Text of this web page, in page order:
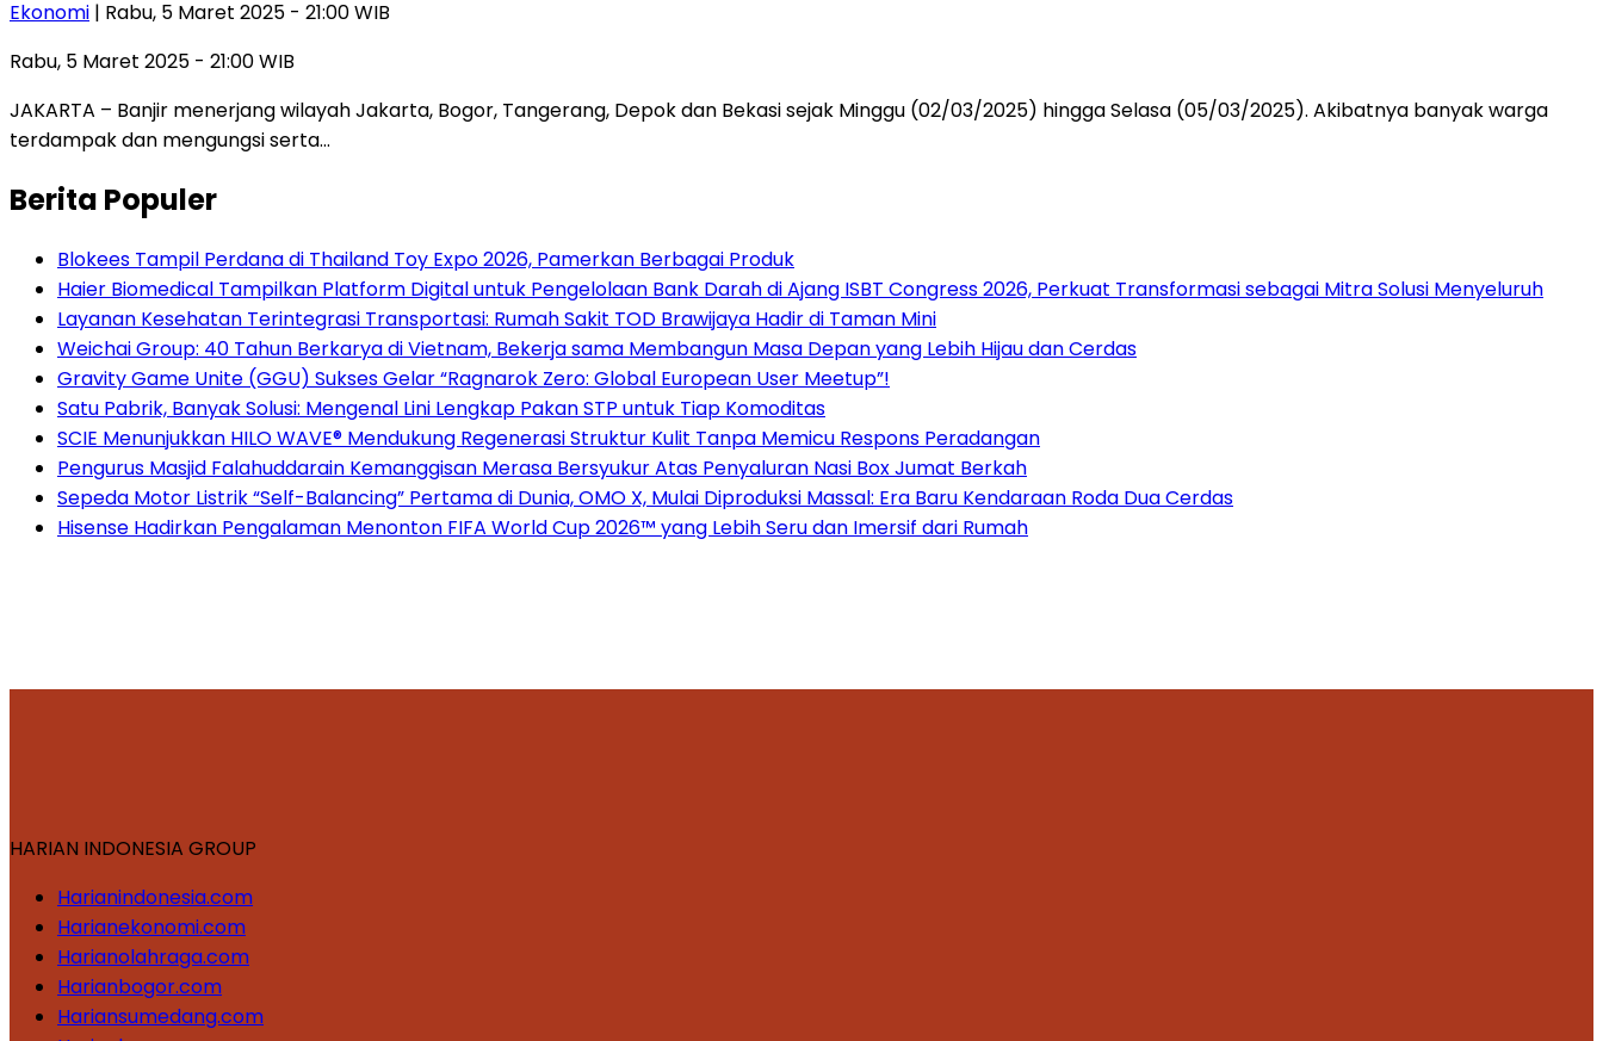
Ekonomi | Rabu, 5 Maret 2025 - 21:00 WIB
Rabu, 5 Maret 2025 - 21:00 WIB
JAKARTA – Banjir menerjang wilayah Jakarta, Bogor, Tangerang, Depok dan Bekasi sejak Minggu (02/03/2025) hingga Selasa (05/03/2025). Akibatnya banyak warga
terdampak dan mengungsi serta…
Berita Populer
Blokees Tampil Perdana di Thailand Toy Expo 2026, Pamerkan Berbagai Produk
Haier Biomedical Tampilkan Platform Digital untuk Pengelolaan Bank Darah di Ajang ISBT Congress 2026, Perkuat Transformasi sebagai Mitra Solusi Menyeluruh
Layanan Kesehatan Terintegrasi Transportasi: Rumah Sakit TOD Brawijaya Hadir di Taman Mini
Weichai Group: 40 Tahun Berkarya di Vietnam, Bekerja sama Membangun Masa Depan yang Lebih Hijau dan Cerdas
Gravity Game Unite (GGU) Sukses Gelar “Ragnarok Zero: Global European User Meetup”!
Satu Pabrik, Banyak Solusi: Mengenal Lini Lengkap Pakan STP untuk Tiap Komoditas
SCIE Menunjukkan HILO WAVE® Mendukung Regenerasi Struktur Kulit Tanpa Memicu Respons Peradangan
Pengurus Masjid Falahuddarain Kemanggisan Merasa Bersyukur Atas Penyaluran Nasi Box Jumat Berkah
Sepeda Motor Listrik “Self-Balancing” Pertama di Dunia, OMO X, Mulai Diproduksi Massal: Era Baru Kendaraan Roda Dua Cerdas
Hisense Hadirkan Pengalaman Menonton FIFA World Cup 2026™ yang Lebih Seru dan Imersif dari Rumah
HARIAN INDONESIA GROUP
Harianindonesia.com
Harianekonomi.com
Harianolahraga.com
Harianbogor.com
Hariansumedang.com